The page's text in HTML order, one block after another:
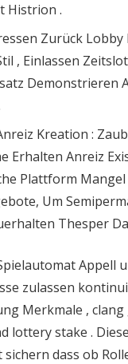
Histrion .
Zurück Lobby
, Einlassen
Demonstrieren
Kreation :
Erhalten Anreiz
Plattform
Um
Thesper
Appell
zulassen
Merkmale ,
lottery stake . Diese
sichern dass ob